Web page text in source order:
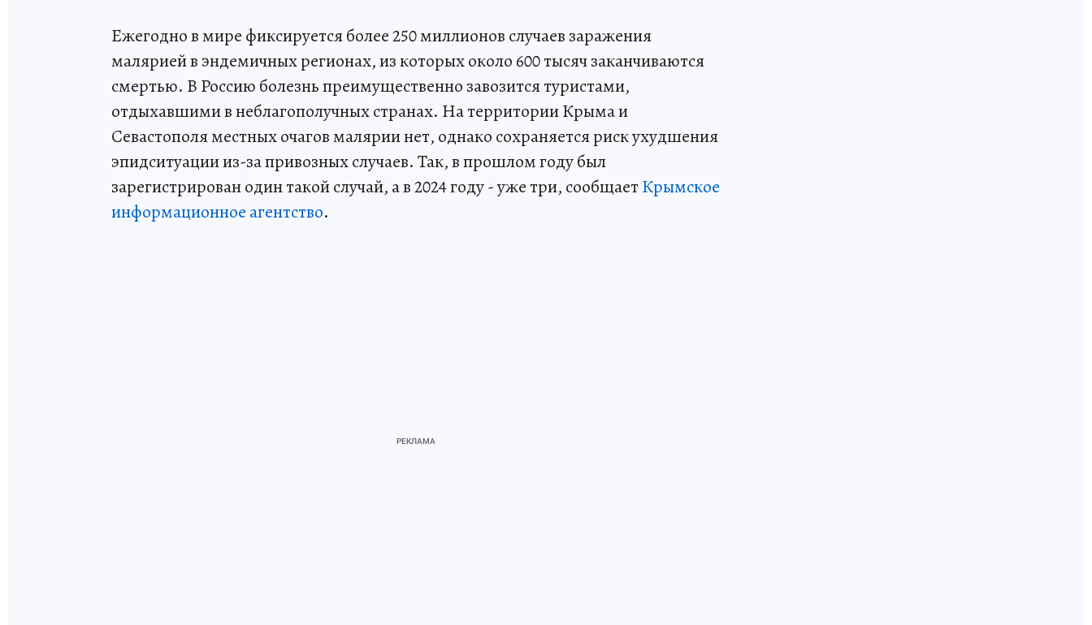
Ежегодно в мире фиксируется более 250 миллионов случаев заражения
малярией в эндемичных регионах, из которых около 600 тысяч заканчиваются
смертью. В Россию болезнь преимущественно завозится туристами,
отдыхавшими в неблагополучных странах. На территории Крыма и
Севастополя местных очагов малярии нет, однако сохраняется риск ухудшения
эпидситуации из-за привозных случаев. Так, в прошлом году был
зарегистрирован один такой случай, а в 2024 году - уже три, сообщаетКрымское
информационное агентство.